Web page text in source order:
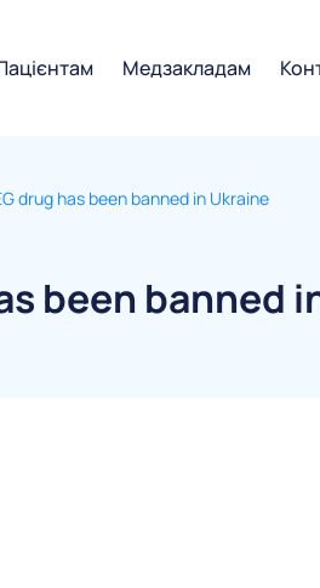
Медзакладам
drug has been banned in Ukraine
been banned